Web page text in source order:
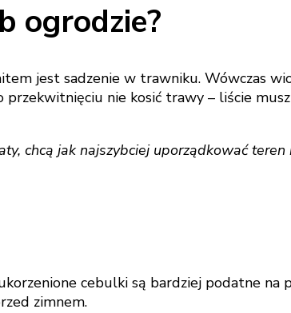
ogrodzie?
jest sadzenie w trawniku. Wówczas
nie kosić trawy – liście
chcą jak najszybciej uporządkować
cebulki są bardziej podatne na
zimnem.